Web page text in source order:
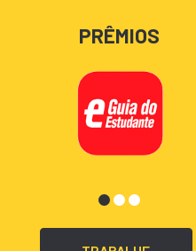
PRÊMIOS